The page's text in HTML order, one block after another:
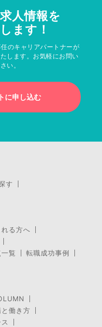
人情報を
ます！
のキャリアパートナーが
します。お気軽にお問い
い。
に申し込む
す
る方へ
覧
転職成功事例
働き方